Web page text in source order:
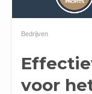
Bedrijven
voor